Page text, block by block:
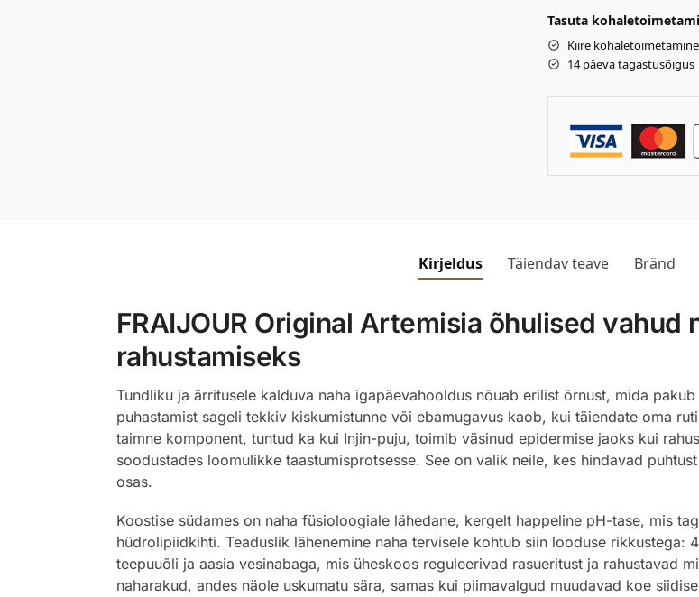
Tasuta
Kiire
14 päeva tagastusõigus
Kirjeldus Täiendav teave Bränd
FRAIJOUR Original Artemisia õhulised vahud
rahustamiseks
Tundliku ja ärritusele kalduva naha igapäevahooldus nõuab erilist õrnust, mida
puhastamist sageli tekkiv kiskumistunne või ebamugavus kaob, kui täiendate oma
taimne komponent, tuntud ka kui Injin-puju, toimib väsinud epidermise jaoks kui
soodustades loomulikke taastumisprotsesse. See on valik neile, kes hindavad
osas.
Koostise südames on naha füsioloogiale lähedane, kergelt happeline pH-tase, mis
hüdrolipiidkihti. Teaduslik lähenemine naha tervisele kohtub siin looduse
teepuuõli ja aasia vesinabaga, mis üheskoos reguleerivad rasueritust ja rahustavad
naharakud, andes näole uskumatu sära, samas kui piimavalgud muudavad koe